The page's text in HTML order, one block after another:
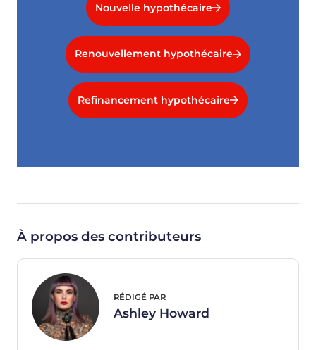
Nouvelle hypothécaire
Renouvellement hypothécaire
Refinancement hypothécaire
À propos des contributeurs
RÉDIGÉ PAR
Ashley Howard